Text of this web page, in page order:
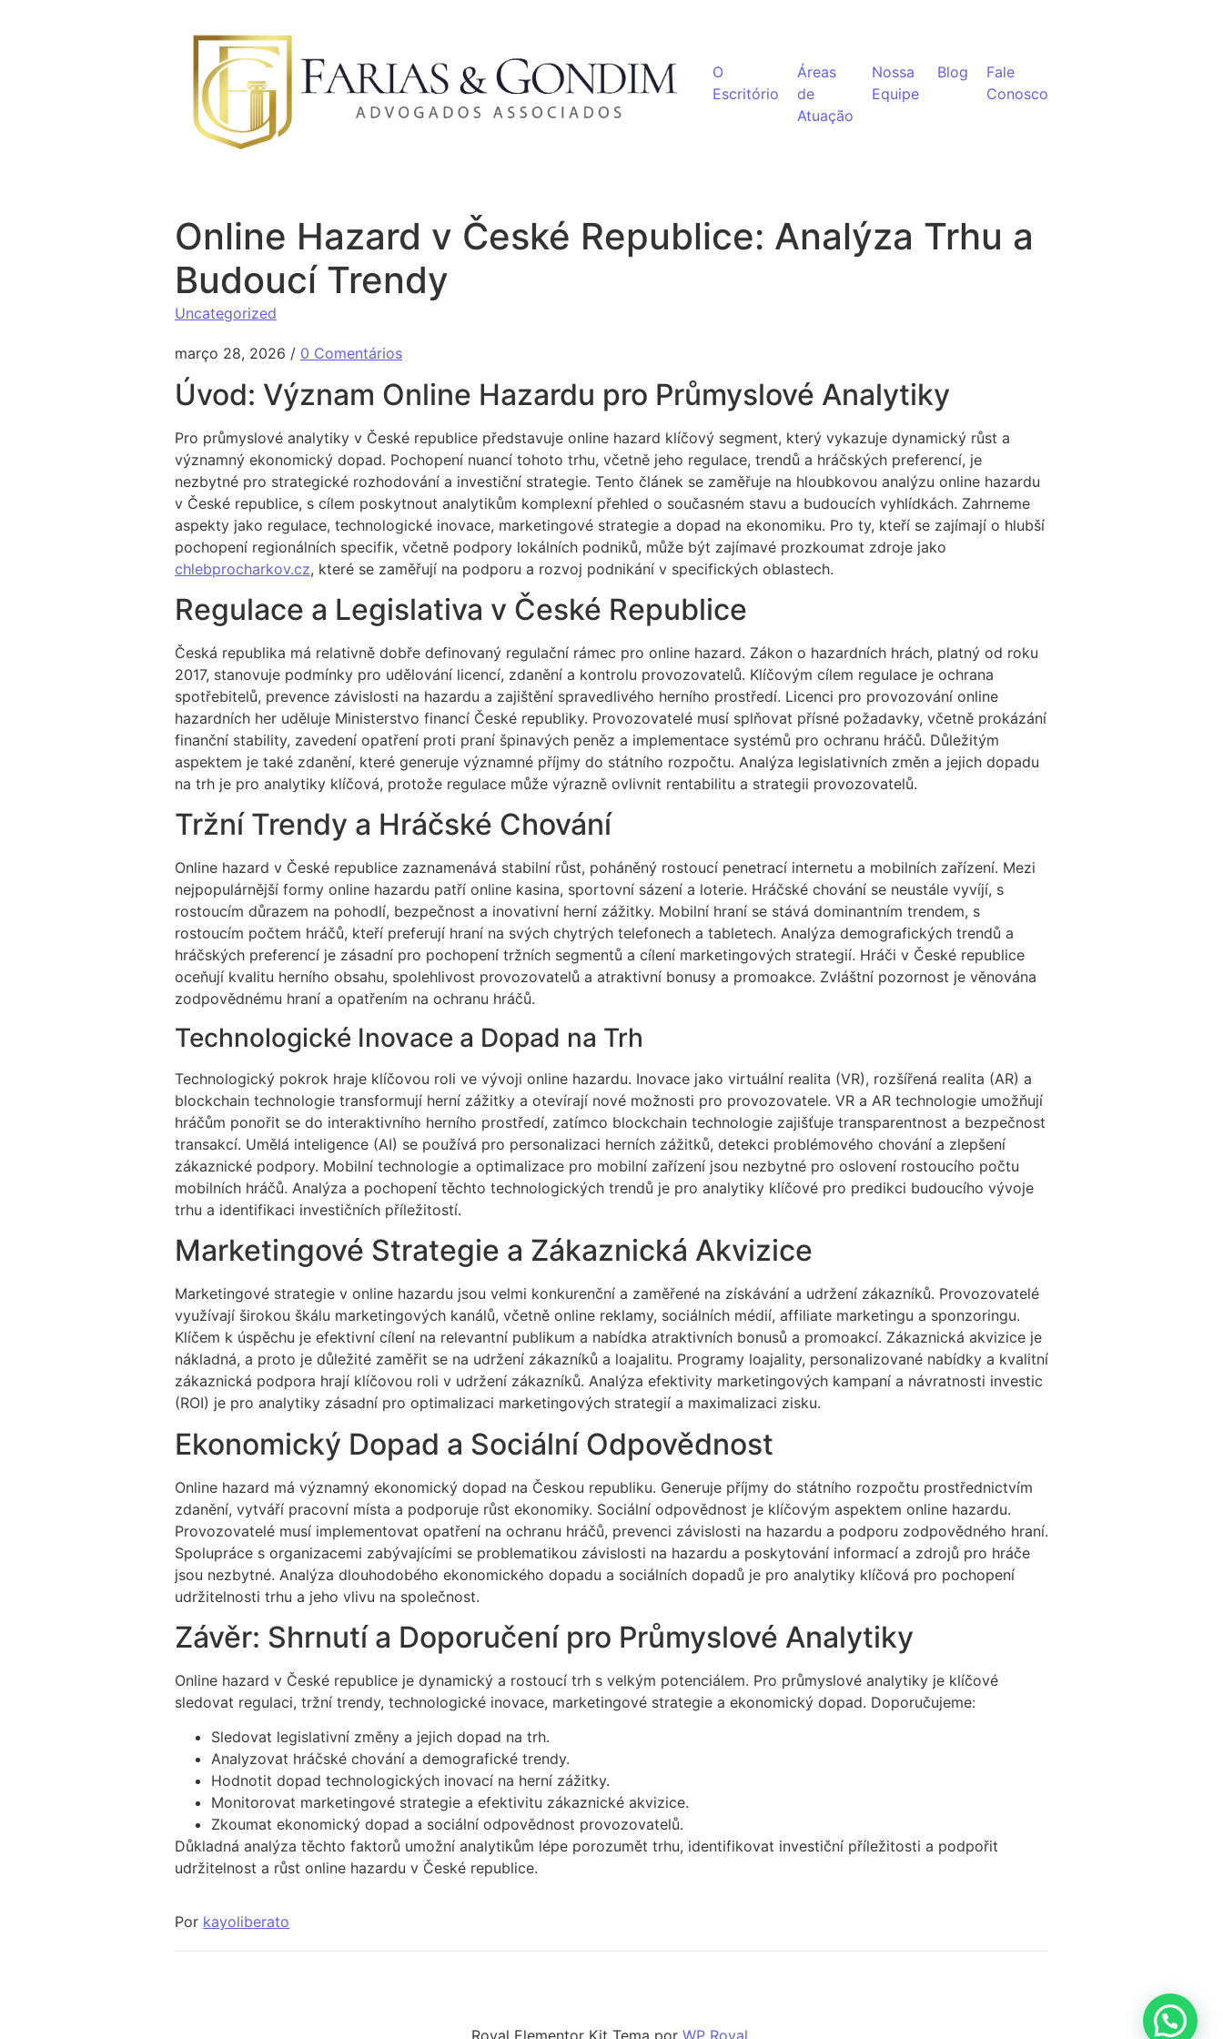
O
Escritório
Áreas
de
Atuação
Nossa
Equipe
Blog
Fale
Conosco
Online Hazard v České Republice: Analýza Trhu a
Budoucí Trendy
Uncategorized
março 28, 2026 / 0 Comentários
Úvod: Význam Online Hazardu pro Průmyslové Analytiky
Pro průmyslové analytiky v České republice představuje online hazard klíčový segment, který vykazuje dynamický růst a
významný ekonomický dopad. Pochopení nuancí tohoto trhu, včetně jeho regulace, trendů a hráčských preferencí, je
nezbytné pro strategické rozhodování a investiční strategie. Tento článek se zaměřuje na hloubkovou analýzu online hazardu
v České republice, s cílem poskytnout analytikům komplexní přehled o současném stavu a budoucích vyhlídkách. Zahrneme
aspekty jako regulace, technologické inovace, marketingové strategie a dopad na ekonomiku. Pro ty, kteří se zajímají o hlubší
pochopení regionálních specifik, včetně podpory lokálních podniků, může být zajímavé prozkoumat zdroje jako
chlebprocharkov.cz, které se zaměřují na podporu a rozvoj podnikání v specifických oblastech.
Regulace a Legislativa v České Republice
Česká republika má relativně dobře definovaný regulační rámec pro online hazard. Zákon o hazardních hrách, platný od roku
2017, stanovuje podmínky pro udělování licencí, zdanění a kontrolu provozovatelů. Klíčovým cílem regulace je ochrana
spotřebitelů, prevence závislosti na hazardu a zajištění spravedlivého herního prostředí. Licenci pro provozování online
hazardních her uděluje Ministerstvo financí České republiky. Provozovatelé musí splňovat přísné požadavky, včetně prokázání
finanční stability, zavedení opatření proti praní špinavých peněz a implementace systémů pro ochranu hráčů. Důležitým
aspektem je také zdanění, které generuje významné příjmy do státního rozpočtu. Analýza legislativních změn a jejich dopadu
na trh je pro analytiky klíčová, protože regulace může výrazně ovlivnit rentabilitu a strategii provozovatelů.
Tržní Trendy a Hráčské Chování
Online hazard v České republice zaznamenává stabilní růst, poháněný rostoucí penetrací internetu a mobilních zařízení. Mezi
nejpopulárnější formy online hazardu patří online kasina, sportovní sázení a loterie. Hráčské chování se neustále vyvíjí, s
rostoucím důrazem na pohodlí, bezpečnost a inovativní herní zážitky. Mobilní hraní se stává dominantním trendem, s
rostoucím počtem hráčů, kteří preferují hraní na svých chytrých telefonech a tabletech. Analýza demografických trendů a
hráčských preferencí je zásadní pro pochopení tržních segmentů a cílení marketingových strategií. Hráči v České republice
oceňují kvalitu herního obsahu, spolehlivost provozovatelů a atraktivní bonusy a promoakce. Zvláštní pozornost je věnována
zodpovědnému hraní a opatřením na ochranu hráčů.
Technologické Inovace a Dopad na Trh
Technologický pokrok hraje klíčovou roli ve vývoji online hazardu. Inovace jako virtuální realita (VR), rozšířená realita (AR) a
blockchain technologie transformují herní zážitky a otevírají nové možnosti pro provozovatele. VR a AR technologie umožňují
hráčům ponořit se do interaktivního herního prostředí, zatímco blockchain technologie zajišťuje transparentnost a bezpečnost
transakcí. Umělá inteligence (AI) se používá pro personalizaci herních zážitků, detekci problémového chování a zlepšení
zákaznické podpory. Mobilní technologie a optimalizace pro mobilní zařízení jsou nezbytné pro oslovení rostoucího počtu
mobilních hráčů. Analýza a pochopení těchto technologických trendů je pro analytiky klíčové pro predikci budoucího vývoje
trhu a identifikaci investičních příležitostí.
Marketingové Strategie a Zákaznická Akvizice
Marketingové strategie v online hazardu jsou velmi konkurenční a zaměřené na získávání a udržení zákazníků. Provozovatelé
využívají širokou škálu marketingových kanálů, včetně online reklamy, sociálních médií, affiliate marketingu a sponzoringu.
Klíčem k úspěchu je efektivní cílení na relevantní publikum a nabídka atraktivních bonusů a promoakcí. Zákaznická akvizice je
nákladná, a proto je důležité zaměřit se na udržení zákazníků a loajalitu. Programy loajality, personalizované nabídky a kvalitní
zákaznická podpora hrají klíčovou roli v udržení zákazníků. Analýza efektivity marketingových kampaní a návratnosti investic
(ROI) je pro analytiky zásadní pro optimalizaci marketingových strategií a maximalizaci zisku.
Ekonomický Dopad a Sociální Odpovědnost
Online hazard má významný ekonomický dopad na Českou republiku. Generuje příjmy do státního rozpočtu prostřednictvím
zdanění, vytváří pracovní místa a podporuje růst ekonomiky. Sociální odpovědnost je klíčovým aspektem online hazardu.
Provozovatelé musí implementovat opatření na ochranu hráčů, prevenci závislosti na hazardu a podporu zodpovědného hraní.
Spolupráce s organizacemi zabývajícími se problematikou závislosti na hazardu a poskytování informací a zdrojů pro hráče
jsou nezbytné. Analýza dlouhodobého ekonomického dopadu a sociálních dopadů je pro analytiky klíčová pro pochopení
udržitelnosti trhu a jeho vlivu na společnost.
Závěr: Shrnutí a Doporučení pro Průmyslové Analytiky
Online hazard v České republice je dynamický a rostoucí trh s velkým potenciálem. Pro průmyslové analytiky je klíčové
sledovat regulaci, tržní trendy, technologické inovace, marketingové strategie a ekonomický dopad. Doporučujeme:
Sledovat legislativní změny a jejich dopad na trh.
Analyzovat hráčské chování a demografické trendy.
Hodnotit dopad technologických inovací na herní zážitky.
Monitorovat marketingové strategie a efektivitu zákaznické akvizice.
Zkoumat ekonomický dopad a sociální odpovědnost provozovatelů.
Důkladná analýza těchto faktorů umožní analytikům lépe porozumět trhu, identifikovat investiční příležitosti a podpořit
udržitelnost a růst online hazardu v České republice.
Por kayoliberato
Royal Elementor Kit Tema por WP Royal